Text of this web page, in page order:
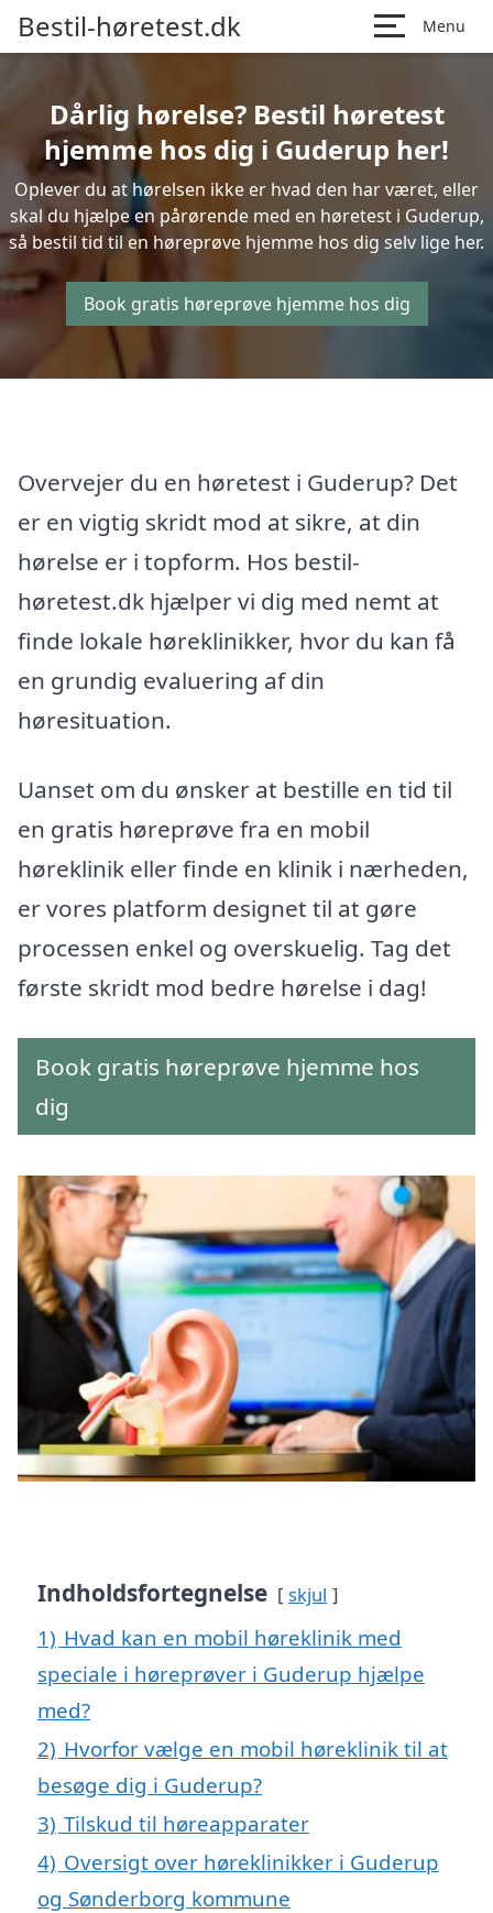
Bestil-høretest.dk Menu
Dårlig hørelse? Bestil høretest
hjemme hos dig i Guderup her!
Oplever du at hørelsen ikke er hvad den har været, eller
skal du hjælpe en pårørende med en høretest i Guderup,
så bestil tid til en høreprøve hjemme hos dig selv lige her.
Book gratis høreprøve hjemme hos dig
Overvejer du en høretest i Guderup? Det
er en vigtig skridt mod at sikre, at din
hørelse er i topform. Hos bestil-
høretest.dk hjælper vi dig med nemt at
finde lokale høreklinikker, hvor du kan få
en grundig evaluering af din
høresituation.
Uanset om du ønsker at bestille en tid til
en gratis høreprøve fra en mobil
høreklinik eller finde en klinik i nærheden,
er vores platform designet til at gøre
processen enkel og overskuelig. Tag det
første skridt mod bedre hørelse i dag!
Book gratis høreprøve hjemme hos
dig
Indholdsfortegnelse skjul
1) Hvad kan en mobil høreklinik med
speciale i høreprøver i Guderup hjælpe
med?
2) Hvorfor vælge en mobil høreklinik til at
besøge dig i Guderup?
3) Tilskud til høreapparater
4) Oversigt over høreklinikker i Guderup
og Sønderborg kommune